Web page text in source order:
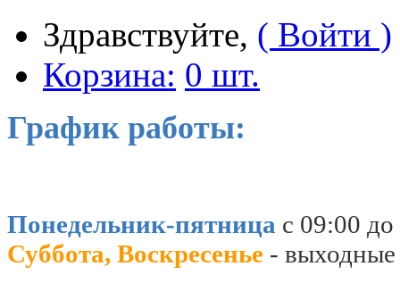
Здравствуйте, ( Войти )
Корзина: 0 шт.
График работы:
Понедельник-пятница с 09:00
Суббота, Воскресенье - выходные